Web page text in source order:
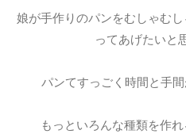
娘が手作りのパンをむしゃむ
ってあげたいと
パンてすっごく時間と手
もっといろんな種類を作